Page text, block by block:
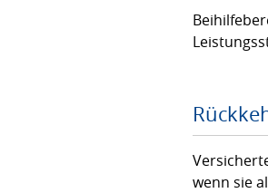
wenn sie